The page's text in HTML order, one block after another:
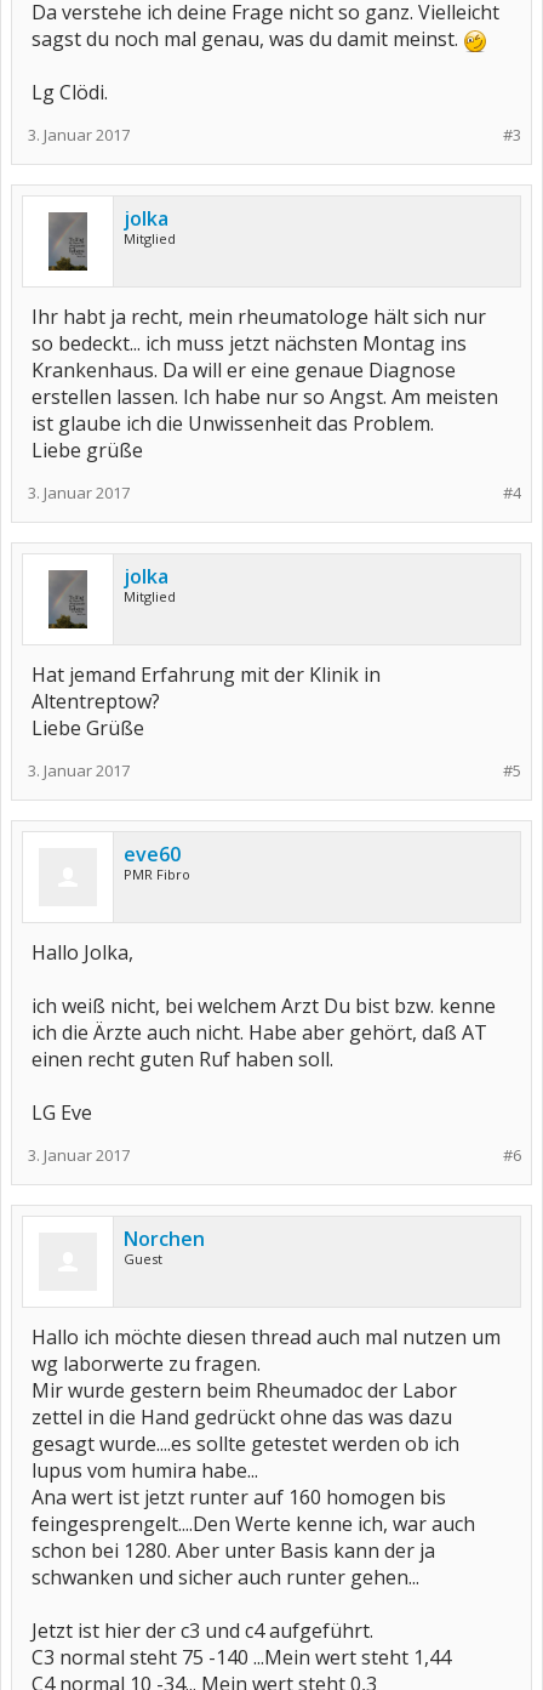
Da verstehe ich deine Frage nicht so ganz. Vielleicht
sagst du noch mal genau, was du damit meinst.
Lg Clödi.
#3
3. Januar 2017
jolka
Mitglied
Ihr habt ja recht, mein rheumatologe hält sich nur
so bedeckt... ich muss jetzt nächsten Montag ins
Krankenhaus. Da will er eine genaue Diagnose
erstellen lassen. Ich habe nur so Angst. Am meisten
ist glaube ich die Unwissenheit das Problem.
Liebe grüße
#4
3. Januar 2017
jolka
Mitglied
Hat jemand Erfahrung mit der Klinik in
Altentreptow?
Liebe Grüße
#5
3. Januar 2017
eve60
PMR Fibro
Hallo Jolka,
ich weiß nicht, bei welchem Arzt Du bist bzw. kenne
ich die Ärzte auch nicht. Habe aber gehört, daß AT
einen recht guten Ruf haben soll.
LG Eve
#6
3. Januar 2017
Norchen
Guest
Hallo ich möchte diesen thread auch mal nutzen um
wg laborwerte zu fragen.
Mir wurde gestern beim Rheumadoc der Labor
zettel in die Hand gedrückt ohne das was dazu
gesagt wurde....es sollte getestet werden ob ich
lupus vom humira habe...
Ana wert ist jetzt runter auf 160 homogen bis
feingesprengelt....Den Werte kenne ich, war auch
schon bei 1280. Aber unter Basis kann der ja
schwanken und sicher auch runter gehen...
Jetzt ist hier der c3 und c4 aufgeführt.
C3 normal steht 75 -140 ...Mein wert steht 1,44
C4 normal 10 -34... Mein wert steht 0,3